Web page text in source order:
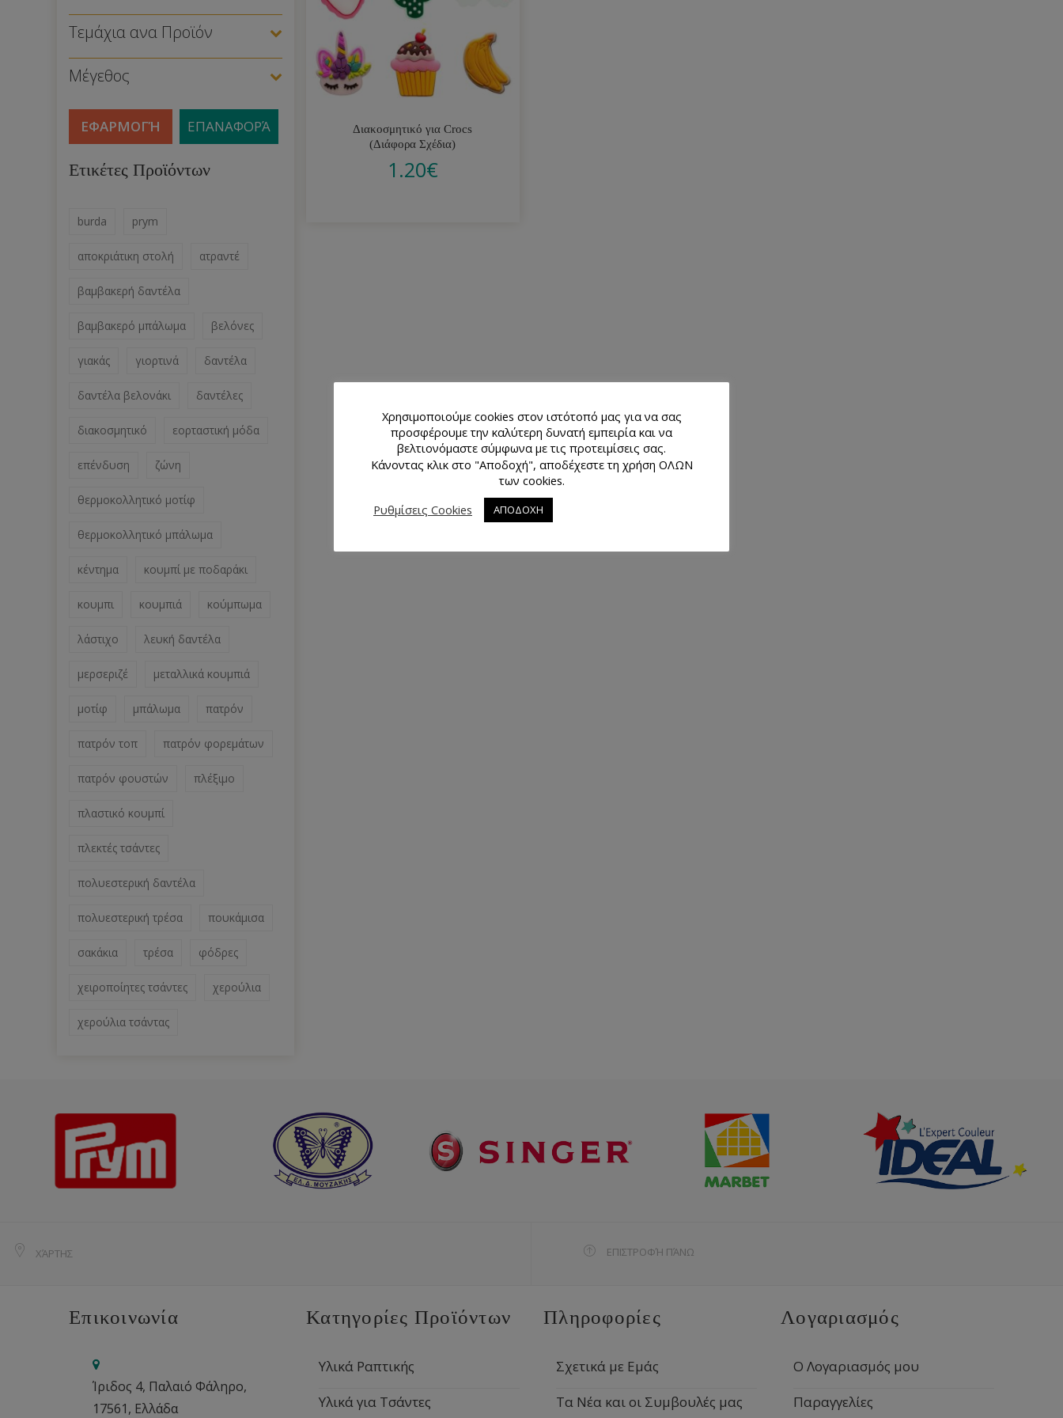
Τεμάχια ανα Προϊόν
Μέγεθος
ΕΦΑΡΜΟΓΉ ΕΠΑΝΑΦΟΡΆ
Ετικέτες Προϊόντων
burda prym
αποκριάτικη στολή ατραντέ
βαμβακερή δαντέλα
βαμβακερό μπάλωμα βελόνες
γιακάς γιορτινά δαντέλα
δαντέλα βελονάκι δαντέλες
διακοσμητικό εορταστική μόδα
επένδυση ζώνη
θερμοκολλητικό μοτίφ
θερμοκολλητικό μπάλωμα
κέντημα κουμπί με ποδαράκι
κουμπι κουμπιά κούμπωμα
λάστιχο λευκή δαντέλα
μερσεριζέ μεταλλικά κουμπιά
μοτίφ μπάλωμα πατρόν
πατρόν τοπ πατρόν φορεμάτων
πατρόν φουστών πλέξιμο
πλαστικό κουμπί
πλεκτές τσάντες
πολυεστερική δαντέλα
πολυεστερική τρέσα πουκάμισα
σακάκια τρέσα φόδρες
χειροποίητες τσάντες χερούλια
χερούλια τσάντας
Διακοσμητικό για Crocs
(Διάφορα Σχέδια)
1.20€
ΧΆΡΤΗΣ ΕΠΙΣΤΡΟΦΉ ΠΆΝΩ
Επικοινωνία
Ίριδος 4, Παλαιό Φάληρο,
17561, Ελλάδα
Κατηγορίες Προϊόντων
Υλικά Ραπτικής
Υλικά για Τσάντες
Πληροφορίες
Σχετικά με Εμάς
Τα Νέα και οι Συμβουλές μας
Λογαριασμός
Ο Λογαριασμός μου
Παραγγελίες
Χρησιμοποιούμε cookies στον ιστότοπό μας για να σας
προσφέρουμε την καλύτερη δυνατή εμπειρία και να
βελτιονόμαστε σύμφωνα με τις προτειμίσεις σας.
Κάνοντας κλικ στο "Αποδοχή", αποδέχεστε τη χρήση ΟΛΩΝ
των cookies.
Ρυθμίσεις Cookies
ΑΠΟΔΟΧΗ